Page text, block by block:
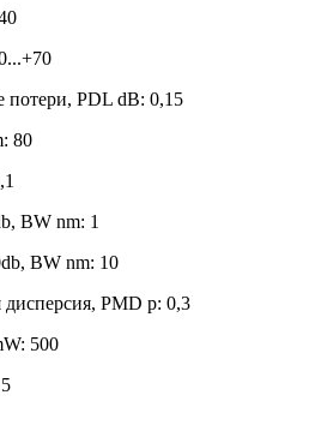
потери, PDL dB: 0,15
80
BW nm: 1
BW nm: 10
PMD p: 0,3
500